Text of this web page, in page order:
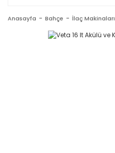
Anasayfa Bahçe İlaç Makinaları